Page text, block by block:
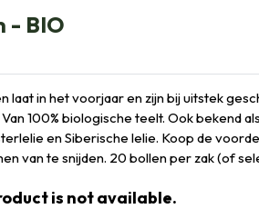
- BIO
laat in het voorjaar en zijn bij uitstek
100% biologische teelt. Ook bekend als
en Siberische lelie. Koop de
van te snijden. 20 bollen per zak (of
is not available.